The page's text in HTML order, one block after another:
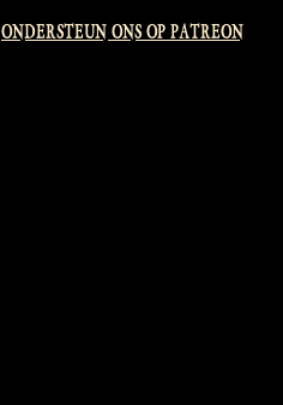
ONDERSTEUN ONS OP PATREON